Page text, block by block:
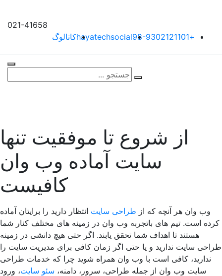
021-41658
+98-9302121101
hayatechsocialکاتالوگ
از شروع تا موفقیت تنها
سایت آماده وب وان
کافیست
وب وان هر آنچه که ازطراحی سایتانتظار دارید را برایتان آماده
است. تیم های باتجربه وب وان در زمینه های مختلف کنار شما
هستند تا اهداف شما تحقق یابند. اگر حتی هیچ دانشی در زمینه
سایت ندارید و یا حتی اگر زمان کافی برای مدیریت سایت را
ندارید، کافی است با وب وان همراه شوید چرا که خدمات طراحی
سایت وب وان از جمله طراحی، سرور، دامنه،سئو سایت، ورود